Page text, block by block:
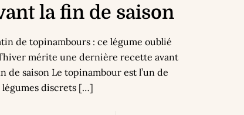
la fin de saison
de topinambours : ce légume oublié
mérite une dernière recette avant
de saison Le topinambour est l’un de
légumes discrets […]